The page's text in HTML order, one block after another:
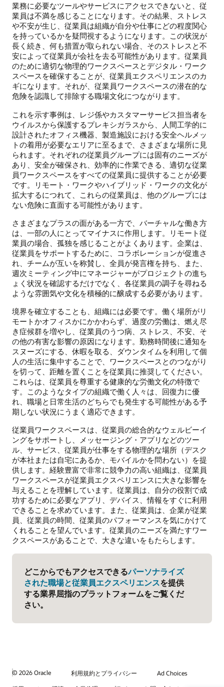
業務に必要なツールやサービスにアクセスできないと、従
業員は不満を感じることになります。その結果、ストレス
や不安が生じ、従業員は組織が自分や仕事にどの程度関心
を持っているかを疑問視するようになります。この状況が
長く続き、何も措置が取られない場合、そのストレスと不
安によって従業員が会社を去る可能性があります。従業員
のために適切な物理的ワークスペースとデジタル・ワーク
スペースを確保することが、従業員エクスペリエンスのカ
ギになります。それが、従業員ワークスペースの潜在的な
危険を認識して排除する職場文化につながります。
これを示す事例は、レジ係やカスタマーサービス担当者を
ウイルスから保護するプレキシガラスから、人間工学的に
設計されたオフィス機器、製造施設における安全ヘルメッ
トの着用が必要なエリアに至るまで、さまざまな場所に見
られます。それぞれの従業員グループには固有のニーズが
あり、安全が確保され、効率的に作業できる、適切な従業
員ワークスペースをすべての従業員に提供することが必要
です。リモート・ワークやハイブリッド・ワークの文化が
拡大するにつれて、これらの従業員は、他のグループには
ない危険に直面する可能性があります。
さまざまなプラスの面がある一方で、バーチャルな働き方
は、一部の人にとってマイナスに作用します。リモート従
業員の場合、孤独を感じることがよくあります。企業は、
従業員をサポートするために、コラボレーションが促進さ
れ、チームが互いを称賛し、全員が発言権を持ち、また、
週次ミーティング中にマネージャーがプロジェクトの進ち
ょく状況を確認するだけでなく、各従業員の調子を尋ねる
ような雰囲気や文化を積極的に醸成する必要があります。
境界を確立することも、組織には必要です。働く場所がリ
モートかオフィスかにかかわらず、過度の労働は、燃え尽
き症候群を増やし、従業員のうつ病、ストレス、不安、そ
の他の有害な影響の原因になります。勤務時間後に通知を
スヌーズにする、休暇を取る、ダウンタイムを利用して個
人の生活に集中することで、ワークスペースとのつながり
を切って、距離を置くことを従業員に推奨してください。
これらは、従業員を尊重する健康的な労働文化の特徴で
す。このようなタイプの組織で働く人々は、回復力に優
れ、職場と日常生活のどちらでも発生する可能性がある予
期しない状況にうまく適応できます。
従業員ワークスペースは、従業員の総合的なウェルビーイ
ングをサポートし、メッセージング・アプリなどのツー
ル、サービス、従業員が仕事をする物理的な場所（デスク
が本社または自宅にあるか、モバイルかを問わない）を提
供します。経験豊富で非常に競争力の高い組織は、従業員
ワークスペースが従業員エクスペリエンスに大きな影響を
与えることを理解しています。従業員は、自分の役割で成
功するために必要なアプリ、デバイス、情報をすぐに利用
できることを求めています。また、従業員は、企業が従業
員、従業員の時間、従業員のパフォーマンスを気にかけて
くれることを望んでいます。従業員のニーズを満たすワー
クスペースがあることで、大きな違いをもたらします。
どこからでもアクセスできるパーソナライズ
された職場と従業員エクスペリエンスを提供
する業界屈指のプラットフォームをご覧くだ
さい。
© 2026 Oracle 利用規約とプライバシー
Ad Choices